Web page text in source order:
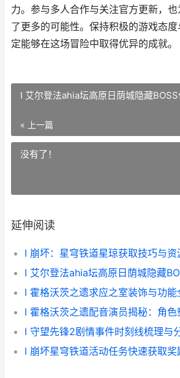
力。参与多人合作与关注官方更新，
了更多的可能性。保持积极的游戏态
定能够在这场冒险中取得优异的成就。
I 艾尔登法ahia坛高原日荫城隐藏
« 上一篇
没有了！
延伸阅读
I 崩坏：星穹铁道星琼获取技巧与资
I 霍格沃茨之遗求应之室装饰与功
I 守望先锋2剧情事件时刻线梳理与